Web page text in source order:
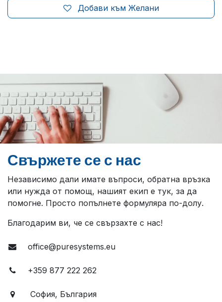
Добави към Желани
Свържете се с нас
Независимо дали имате въпроси, обратна връзка
или нужда от помощ, нашият екип е тук, за да
помогне. Просто попълнете формуляра по-долу.
Благодарим ви, че се свързахте с нас!
office@puresystems.eu
+359 877 222 262
София, България